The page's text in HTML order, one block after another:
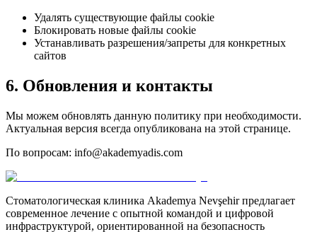
Удалять существующие файлы cookie
Блокировать новые файлы cookie
Устанавливать разрешения/запреты для конкретных
сайтов
6. Обновления и контакты
Мы можем обновлять данную политику при необходимости.
Актуальная версия всегда опубликована на этой странице.
По вопросам: info@akademyadis.com
Стоматологическая клиника Akademya Nevşehir предлагает
современное лечение с опытной командой и цифровой
инфраструктурой, ориентированной на безопасность